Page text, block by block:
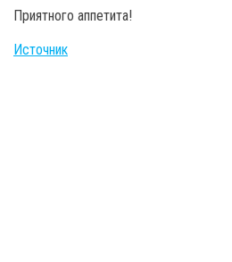
Приятного аппетита!
Источник